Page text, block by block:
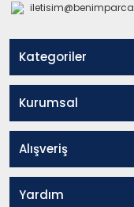
Kategoriler
Kurumsal
Alışveriş
Yardım